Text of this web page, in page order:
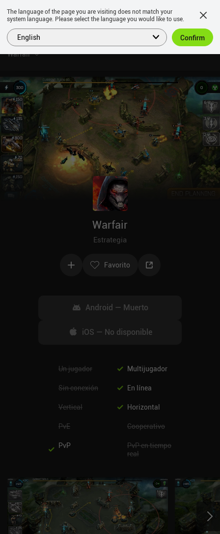
Warfair
Warfair
Estrategia
Favorito
Android — Muerto
iOS — No disponible
Un jugador Multijugador
Sin conexión En línea
Vertical Horizontal
PvE Cooperativo
PvP
PvP en tiempo
real
The language of the page you are visiting does not match your
system language. Please select the language you would like to use.
English Confirm